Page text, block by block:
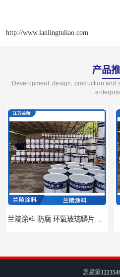
http://www.lanlingtuliao.com
产品
Development, design, production and
兰陵涂料 防腐 环氧玻璃鳞片涂料
您是第